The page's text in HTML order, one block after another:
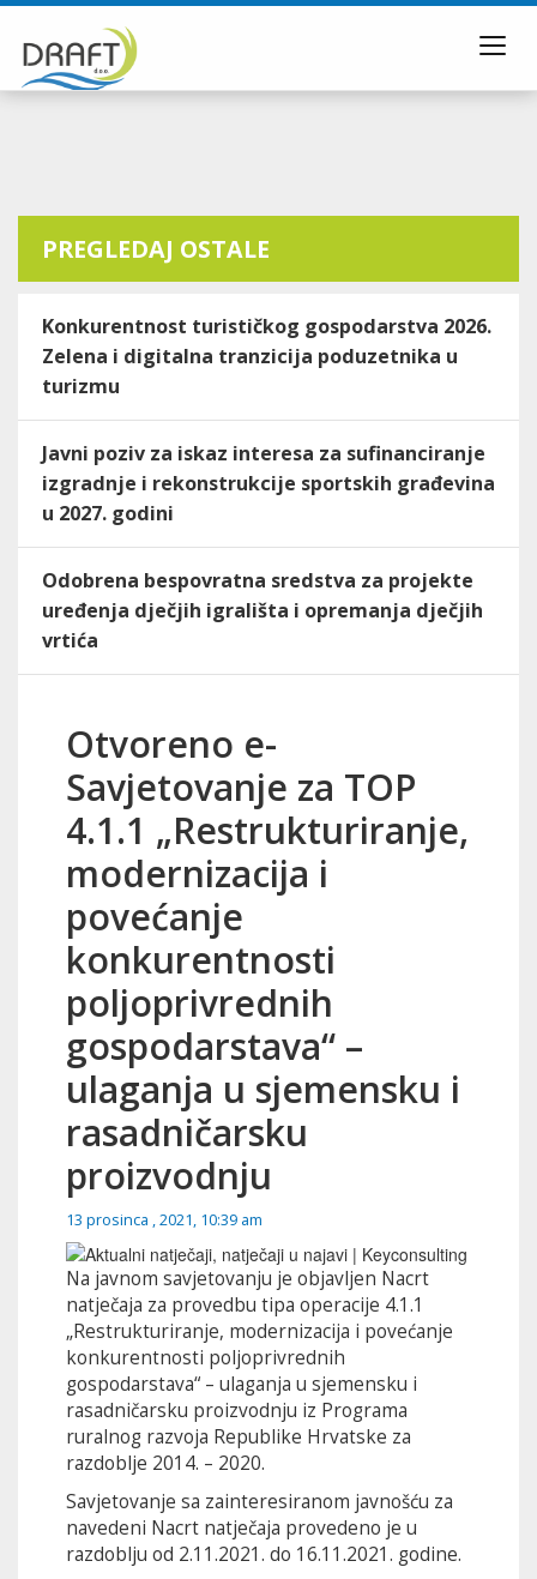
PREGLEDAJ OSTALE
Konkurentnost turističkog gospodarstva 2026.
Zelena i digitalna tranzicija poduzetnika u
turizmu
Javni poziv za iskaz interesa za sufinanciranje
izgradnje i rekonstrukcije sportskih građevina
u 2027. godini
Odobrena bespovratna sredstva za projekte
uređenja dječjih igrališta i opremanja dječjih
vrtića
Otvoreno e-
Savjetovanje za TOP
4.1.1 „Restrukturiranje,
modernizacija i
povećanje
konkurentnosti
poljoprivrednih
gospodarstava“ –
ulaganja u sjemensku i
rasadničarsku
proizvodnju
13 prosinca , 2021, 10:39 am
Na javnom savjetovanju je objavljen Nacrt
natječaja za provedbu tipa operacije 4.1.1
„Restrukturiranje, modernizacija i povećanje
konkurentnosti poljoprivrednih
gospodarstava“ – ulaganja u sjemensku i
rasadničarsku proizvodnju iz Programa
ruralnog razvoja Republike Hrvatske za
razdoblje 2014. – 2020.
Savjetovanje sa zainteresiranom javnošću za
navedeni Nacrt natječaja provedeno je u
razdoblju od 2.11.2021. do 16.11.2021. godine.